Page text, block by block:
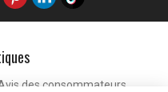
des consommateurs